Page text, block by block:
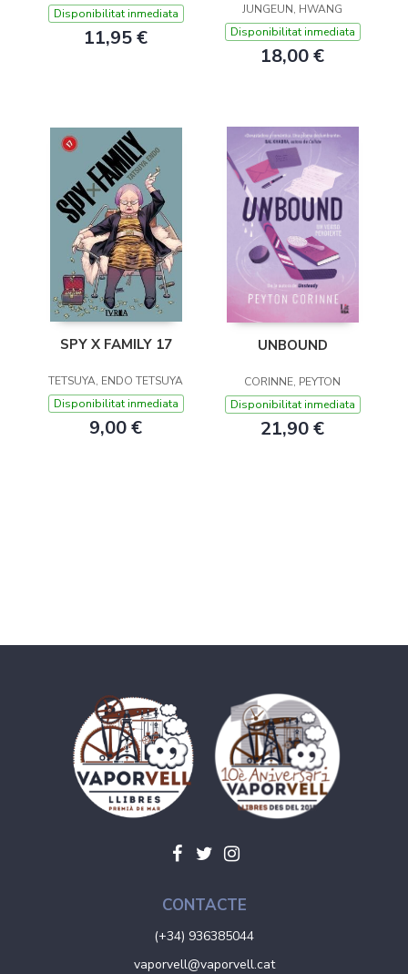
Disponibilitat inmediata
11,95 €
JUNGEUN, HWANG
Disponibilitat inmediata
18,00 €
SPY X FAMILY 17
TETSUYA, ENDO TETSUYA
Disponibilitat inmediata
9,00 €
UNBOUND
CORINNE, PEYTON
Disponibilitat inmediata
21,90 €
CONTACTE
(+34) 936385044
vaporvell@vaporvell.cat